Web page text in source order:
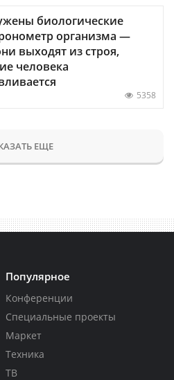
биологические
организма —
выходят из строя,
человека
5358
ЕЩЕ
Популярное
Конференции
Специальные проекты
Маркет
Техника
ТВ